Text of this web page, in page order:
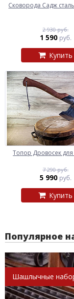
Сковорода Садж
2 930 руб.
1 590 руб.
Купить
Топор Дровосек для
7 290 руб.
5 990 руб.
Купить
Популярное
Шашлычные